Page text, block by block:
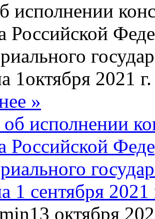
исполнении
Российской
1октября 2021 г.
»
исполнении
Российской
1 сентября 2021
13 октября